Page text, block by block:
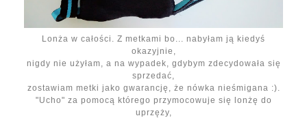
Lonża w całości. Z metkami bo... nabyłam ją kiedyś
okazyjnie,
nigdy nie użyłam, a na wypadek, gdybym zdecydowała się
sprzedać,
zostawiam metki jako gwarancję, że nówka nieśmigana :).
"Ucho" za pomocą którego przymocowuje się lonżę do
uprzęży,